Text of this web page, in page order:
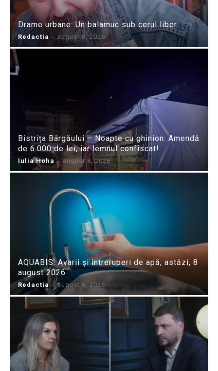
Drame urbane: Un balamuc sub cerul liber
Redactia - august 8, 2026
Bistrița Bârgăului – Noapte cu ghinion: Amendă
de 6.000 de lei, iar lemnul confiscat!
Iulia Hoha - august 8, 2026
AQUABIS: Avarii și întreruperi de apă, astăzi, 8
august 2026
Redactia - august 8, 2026